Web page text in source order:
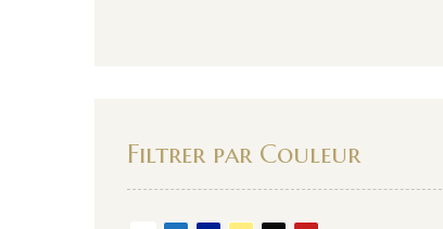
Filtrer par Couleur